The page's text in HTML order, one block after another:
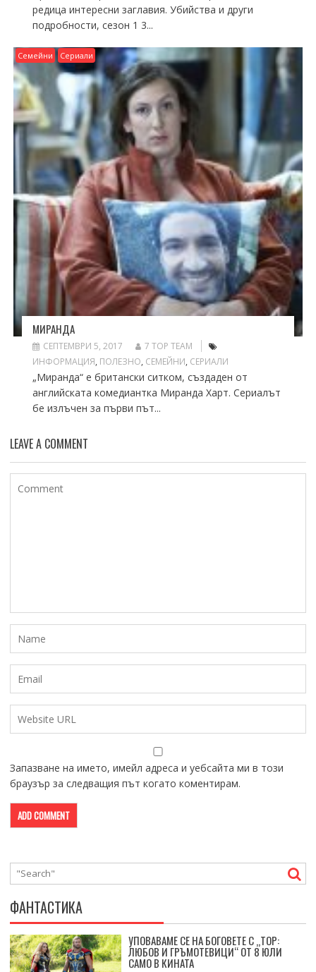
редица интересни заглавия. Убийства и други
подробности, сезон 1 3...
Семейни Сериали
МИРАНДА
СЕПТЕМВРИ 5, 2017
7 TOP TEAM
ИНФОРМАЦИЯ, ПОЛЕЗНО, СЕМЕЙНИ, СЕРИАЛИ
„Миранда“ е британски ситком, създаден от
английската комедиантка Миранда Харт. Сериалът
бе излъчен за първи път...
LEAVE A COMMENT
Запазване на името, имейл адреса и уебсайта ми в този
браузър за следващия път когато коментирам.
ФАНТАСТИКА
УПОВАВАМЕ СЕ НА БОГОВЕТЕ С „ТОР:
ЛЮБОВ И ГРЪМОТЕВИЦИ“ ОТ 8 ЮЛИ
САМО В КИНАТА